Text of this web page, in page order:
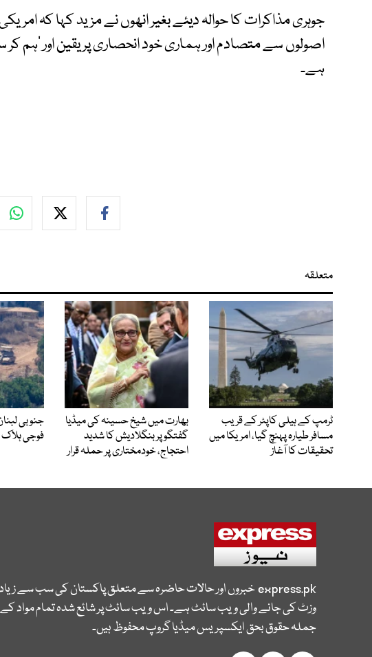
جوہری مذاکرات کا حوالہ دیئے بغیر انھوں نے مزید کہا کہ
اصولوں سے متصادم اور ہماری خود انحصاری پر یقین اور ’ہم
ہے۔
متعلقہ
ٹرمپ کے ہیلی کاپٹر کے قریب
مسافر طیارہ پہنچ گیا، امریکا میں
تحقیقات کا آغاز
بھارت میں شیخ حسینہ کی میڈیا
گفتگو پر بنگلادیش کا شدید
احتجاج، خودمختاری پر حملہ قرار
جنوبی
فوجی ہلاک
express.pkخبروں اور حالات حاضرہ سے متعلق پاکستان کی سب سے
وزٹ کی جانے والی ویب سائٹ ہے۔ اس ویب سائٹ پر شائع شدہ تمام مواد کے
جملہ حقوق بحق ایکسپریس میڈیا گروپ محفوظ ہیں۔